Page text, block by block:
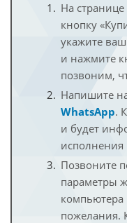
На
кнопку
укажите
и нажмите
позвоним,
Напишите
WhatsApp.
и будет
исполнения
Позвоните
параметры
пожелания.